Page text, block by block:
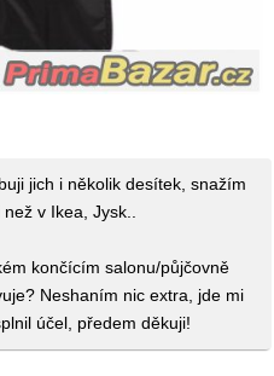
jich i několik desítek, snažím
v Ikea, Jysk..
končícím salonu/půjčovně
Neshaním nic extra, jde mi
účel, předem děkuji!